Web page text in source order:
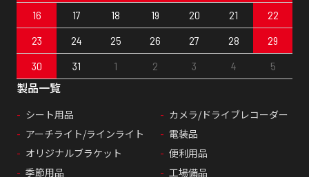
製品一覧
シート用品
カメラ/ドライブレコーダー
アーチライト/ラインライト
電装品
オリジナルブラケット
便利用品
季節用品
工場備品
16
17 18 19 20 21
22
23
24 25 26 27 28
29
30
31 1 2 3 4 5